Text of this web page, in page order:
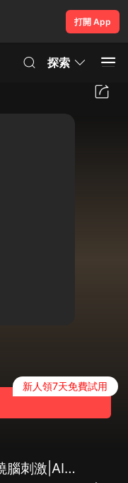
打開 App
探索
新人領7天免費試用
獵魂師|恐怖懸疑|燒腦刺激|AI多播